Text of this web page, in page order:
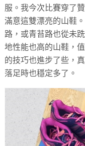
服。我今次比賽穿了
滿意這雙漂亮的山鞋
路，或青苔路也從未
地性能也高的山鞋，
的技巧也進步了些，
落足時也穩定多了。